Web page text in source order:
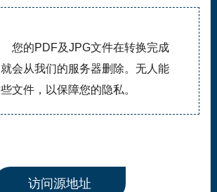
您的PDF及JPG文件在转换完成
会从我们的服务器删除。无人能
文件，以保障您的隐私。
访问源地址